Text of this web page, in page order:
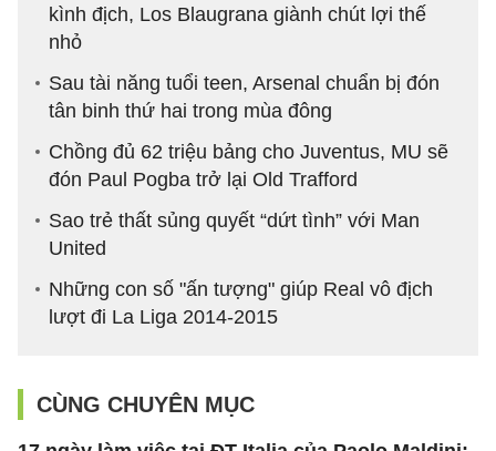
kình địch, Los Blaugrana giành chút lợi thế
nhỏ
Sau tài năng tuổi teen, Arsenal chuẩn bị đón
tân binh thứ hai trong mùa đông
Chồng đủ 62 triệu bảng cho Juventus, MU sẽ
đón Paul Pogba trở lại Old Trafford
Sao trẻ thất sủng quyết “dứt tình” với Man
United
Những con số "ấn tượng" giúp Real vô địch
lượt đi La Liga 2014-2015
CÙNG CHUYÊN MỤC